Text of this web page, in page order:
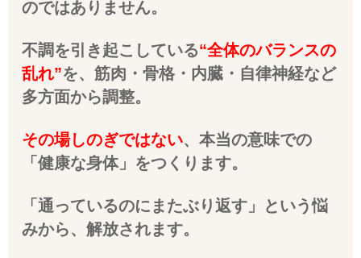
のではありません。
不調を引き起こしている“全体のバランスの
乱れ”を、筋肉・骨格・内臓・自律神経など
多方面から調整。
その場しのぎではない、本当の意味での
「健康な身体」をつくります。
「 通っているのにまたぶり返す」という悩
みから、解放されます。